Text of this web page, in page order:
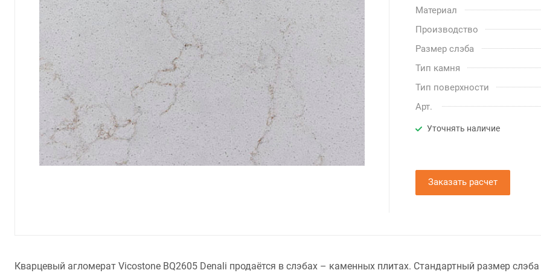
Материал
Производство
Размер слэба
Тип камня
Тип поверхности
Арт.
Уточнять наличие
Заказать расчет
Кварцевый агломерат Vicostone BQ2605 Denali продаётся в слэбах – каменных плитах. Стандартный размер